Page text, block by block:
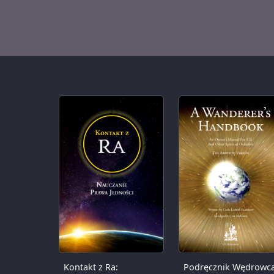
Kontakt z Ra: Podręcznik